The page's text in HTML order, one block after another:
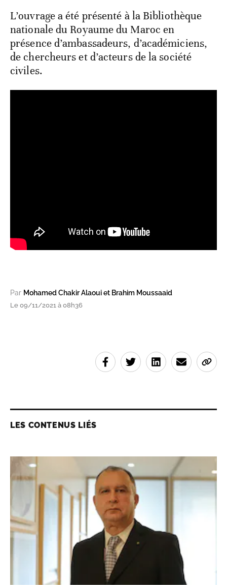
L’ouvrage a été présenté à la Bibliothèque
nationale du Royaume du Maroc en
présence d’ambassadeurs, d’académiciens,
de chercheurs et d’acteurs de la société
civiles.
Par Mohamed Chakir Alaoui et Brahim Moussaaid
Le 09/11/2021 à 08h36
LES CONTENUS LIÉS